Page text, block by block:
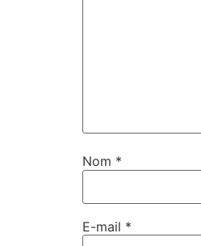
Nom *
E-mail *